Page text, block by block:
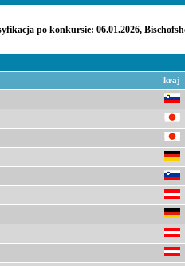
po konkursie: 06.01.2026,
kraj